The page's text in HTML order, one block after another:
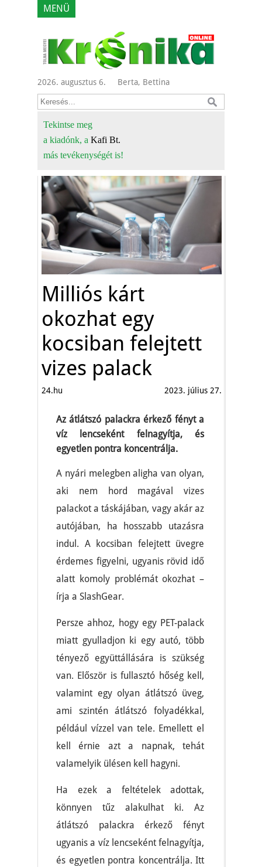
MENÜ
2026. augusztus 6. Berta, Bettina
Tekintse meg
a kiadónk, a Kafi Bt.
más tevékenységét is!
Milliós kárt
okozhat egy
kocsiban felejtett
vizes palack
24.hu 2023. július 27.
Az átlátszó palackra érkező fényt a
víz lencseként felnagyítja, és
egyetlen pontra koncentrálja.
A nyári melegben aligha van olyan,
aki nem hord magával vizes
palackot a táskájában, vagy akár az
autójában, ha hosszabb utazásra
indul. A kocsiban felejtett üvegre
érdemes figyelni, ugyanis rövid idő
alatt komoly problémát okozhat –
írja a SlashGear.
Persze ahhoz, hogy egy PET-palack
miatt gyulladjon ki egy autó, több
tényező együttállására is szükség
van. Először is fullasztó hőség kell,
valamint egy olyan átlátszó üveg,
ami szintén átlátszó folyadékkal,
például vízzel van tele. Emellett el
kell érnie azt a napnak, tehát
valamelyik ülésen kell hagyni.
Ha ezek a feltételek adottak,
könnyen tűz alakulhat ki. Az
átlátszó palackra érkező fényt
ugyanis a víz lencseként felnagyítja,
és egyetlen pontra koncentrálja. Itt